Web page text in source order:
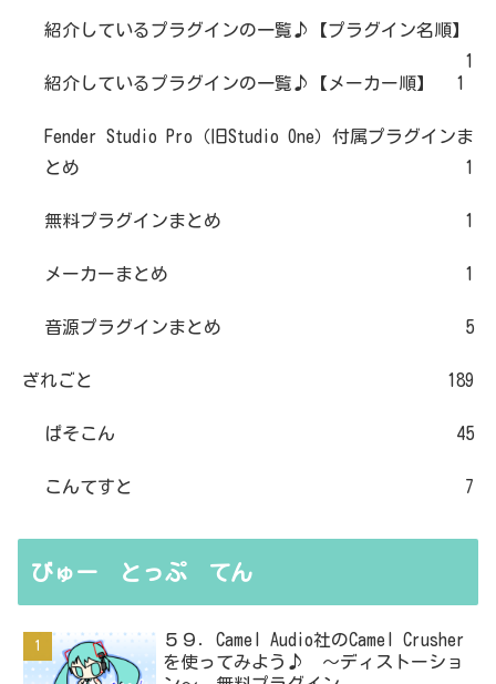
紹介しているプラグインの一覧♪【プラグイン名順】
1
紹介しているプラグインの一覧♪【メーカー順】
1
Fender Studio Pro（旧Studio One）付属プラグインま
とめ
1
無料プラグインまとめ 1
メーカーまとめ 1
音源プラグインまとめ 5
ざれごと 189
ぱそこん 45
こんてすと 7
びゅー とっぷ てん
５９．Camel Audio社のCamel Crusher
を使ってみよう♪ ～ディストーショ